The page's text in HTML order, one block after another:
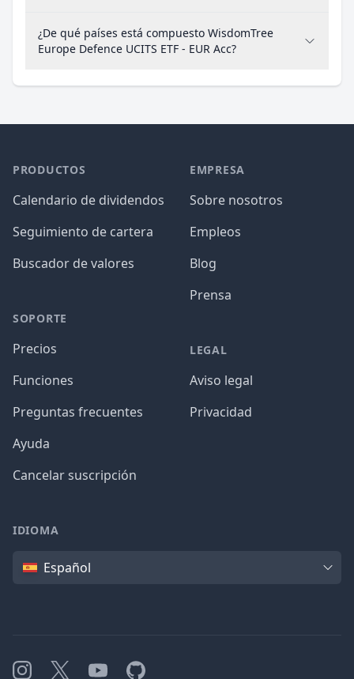
¿De qué países está compuesto WisdomTree
Europe Defence UCITS ETF - EUR Acc?
PRODUCTOS
Calendario de dividendos
Seguimiento de cartera
Buscador de valores
SOPORTE
Precios
Funciones
Preguntas frecuentes
Ayuda
Cancelar suscripción
EMPRESA
Sobre nosotros
Empleos
Blog
Prensa
LEGAL
Aviso legal
Privacidad
IDIOMA
IdiomaEspañol
Instagram
X YouTubeGitHub